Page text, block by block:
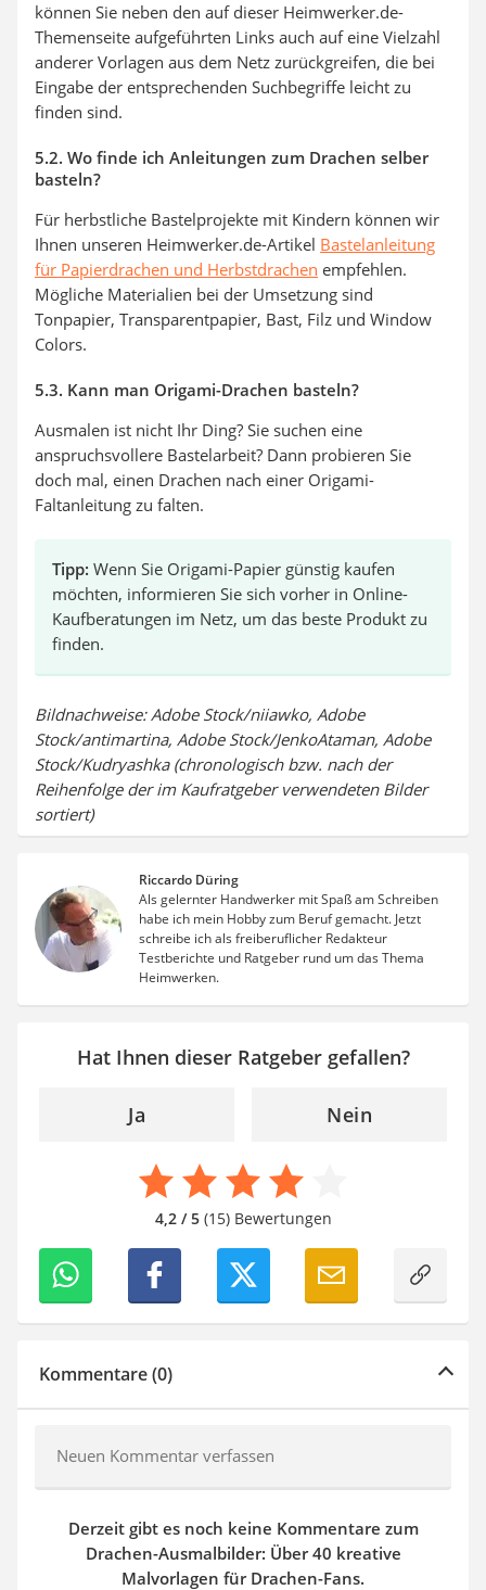
können Sie neben den auf dieser Heimwerker.de-
Themenseite aufgeführten Links auch auf eine Vielzahl
anderer Vorlagen aus dem Netz zurückgreifen, die bei
Eingabe der entsprechenden Suchbegriffe leicht zu
finden sind.
5.2. Wo finde ich Anleitungen zum Drachen selber
basteln?
Für herbstliche Bastelprojekte mit Kindern können wir
Ihnen unseren Heimwerker.de-Artikel Bastelanleitung
für Papierdrachen und Herbstdrachen empfehlen.
Mögliche Materialien bei der Umsetzung sind
Tonpapier, Transparentpapier, Bast, Filz und Window
Colors.
5.3. Kann man Origami-Drachen basteln?
Ausmalen ist nicht Ihr Ding? Sie suchen eine
anspruchsvollere Bastelarbeit? Dann probieren Sie
doch mal, einen Drachen nach einer Origami-
Faltanleitung zu falten.
Tipp: Wenn Sie Origami-Papier günstig kaufen
möchten, informieren Sie sich vorher in Online-
Kaufberatungen im Netz, um das beste Produkt zu
finden.
Bildnachweise: Adobe Stock/niiawko, Adobe
Stock/antimartina, Adobe Stock/JenkoAtaman, Adobe
Stock/Kudryashka (chronologisch bzw. nach der
Reihenfolge der im Kaufratgeber verwendeten Bilder
sortiert)
Riccardo Düring
Als gelernter Handwerker mit Spaß am Schreiben
habe ich mein Hobby zum Beruf gemacht. Jetzt
schreibe ich als freiberuflicher Redakteur
Testberichte und Ratgeber rund um das Thema
Heimwerken.
Hat Ihnen dieser Ratgeber gefallen?
Ja Nein
4,2 / 5(15) Bewertungen
Kommentare (0)
Neuen Kommentar verfassen
Derzeit gibt es noch keine Kommentare zum
Drachen-Ausmalbilder: Über 40 kreative
Malvorlagen für Drachen-Fans.